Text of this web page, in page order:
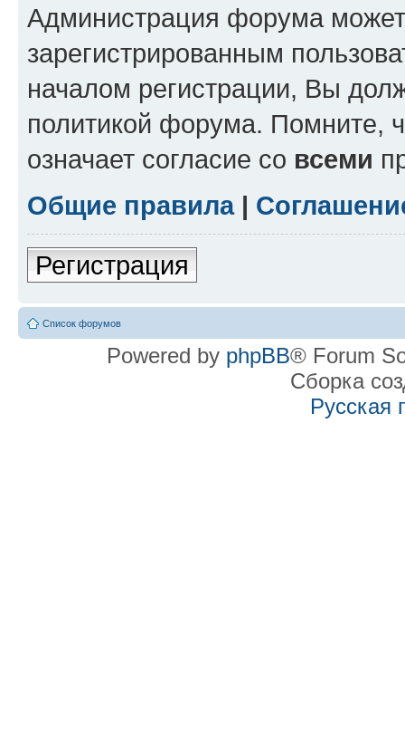
Администрация форума может
зарегистрированным
началом регистрации, Вы
политикой форума. Помните,
означает согласие со всеми
Общие правила|
Регистрация
Список форумов
Powered by phpBB® Forum
Сборка
Русская